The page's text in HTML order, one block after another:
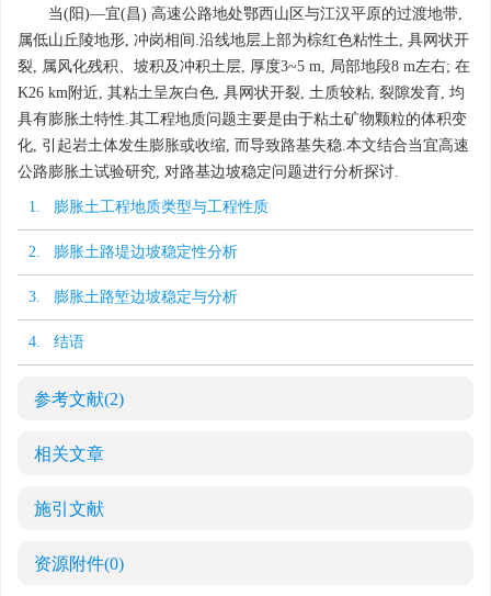
当(阳)—宜(昌) 高速公路地处鄂西山区与江汉平原的过渡地带,
属低山丘陵地形, 冲岗相间.沿线地层上部为棕红色粘性土, 具网状开
裂, 属风化残积、坡积及冲积土层, 厚度3~5 m, 局部地段8 m左右; 在
K26 km附近, 其粘土呈灰白色, 具网状开裂, 土质较粘, 裂隙发育, 均
具有膨胀土特性.其工程地质问题主要是由于粘土矿物颗粒的体积变
化, 引起岩土体发生膨胀或收缩, 而导致路基失稳.本文结合当宜高速
公路膨胀土试验研究, 对路基边坡稳定问题进行分析探讨.
1. 膨胀土工程地质类型与工程性质
2. 膨胀土路堤边坡稳定性分析
3. 膨胀土路堑边坡稳定与分析
4. 结语
参考文献(2)
相关文章
施引文献
资源附件(0)